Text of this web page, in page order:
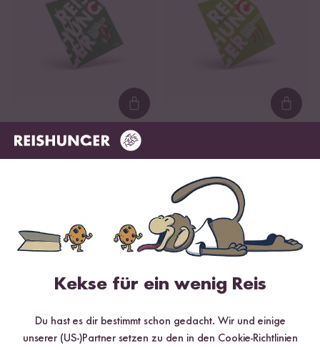
Loading...
Grüne Thai Curry
ab 1,29 €25,80 € / kg
DU SPARST BIS ZU 11 % DU SPARST BIS ZU 7 %
Kekse für ein wenig Reis
Du hast es dir bestimmt schon gedacht. Wir und einige
unserer (US-)Partner setzen zu den in den Cookie-Richtlinien